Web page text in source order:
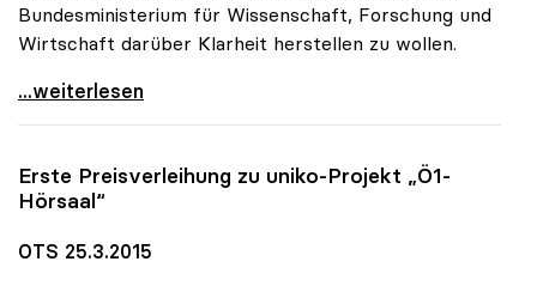
Bundesministerium für Wissenschaft, Forschung und
Wirtschaft darüber Klarheit herstellen zu wollen.
uniko: Rätselraten über Vorschläge für
...weiterlesen
Erste Preisverleihung zu uniko-Projekt „Ö1-
Hörsaal“
OTS 25.3.2015